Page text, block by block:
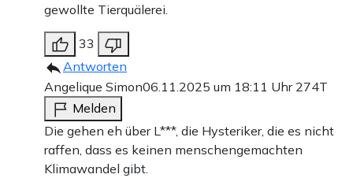
gewollte Tierquälerei.
33
Antworten
Angelique Simon06.11.2025 um 18:11 Uhr 274T
Melden
Die gehen eh über L***, die Hysteriker, die es nicht
raffen, dass es keinen menschengemachten
Klimawandel gibt.